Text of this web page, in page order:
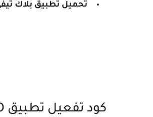
تحميل تطبيق بلاك
كود تفعيل تطبيق BLACK TV PRO - ماي 2023